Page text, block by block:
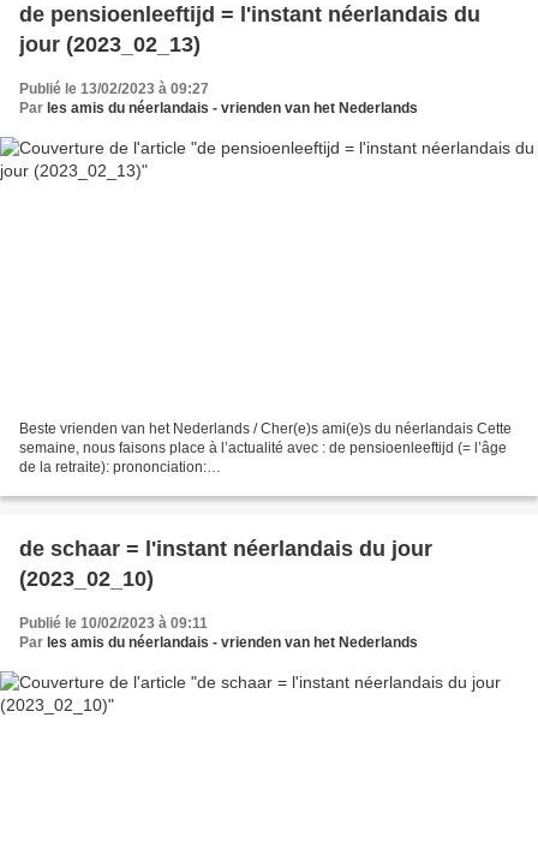
de pensioenleeftijd = l'instant néerlandais du
jour (2023_02_13)
Publié le 13/02/2023 à 09:27
Par les amis du néerlandais - vrienden van het Nederlands
Beste vrienden van het Nederlands / Cher(e)s ami(e)s du néerlandais Cette
semaine, nous faisons place à l’actualité avec : de pensioenleeftijd (= l’âge
de la retraite): prononciation:
pensioenleeftijd.ogg)...
de schaar = l'instant néerlandais du jour
(2023_02_10)
Publié le 10/02/2023 à 09:11
Par les amis du néerlandais - vrienden van het Nederlands